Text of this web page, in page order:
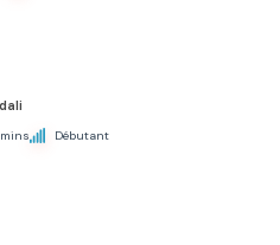
mins Débutant